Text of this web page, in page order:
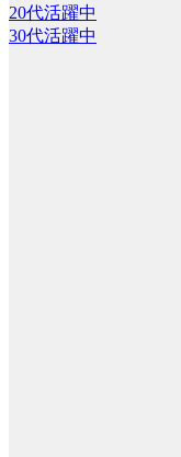
20代活躍中
30代活躍中